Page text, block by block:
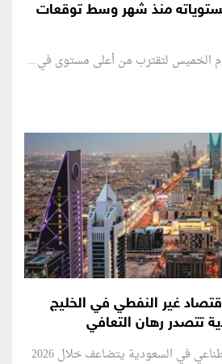
منذ شهر وسط توقعات
الخميس لتقترب من أعلى مستوى في...
غير النفطي في الخليج
تتصدر رهان التعافي